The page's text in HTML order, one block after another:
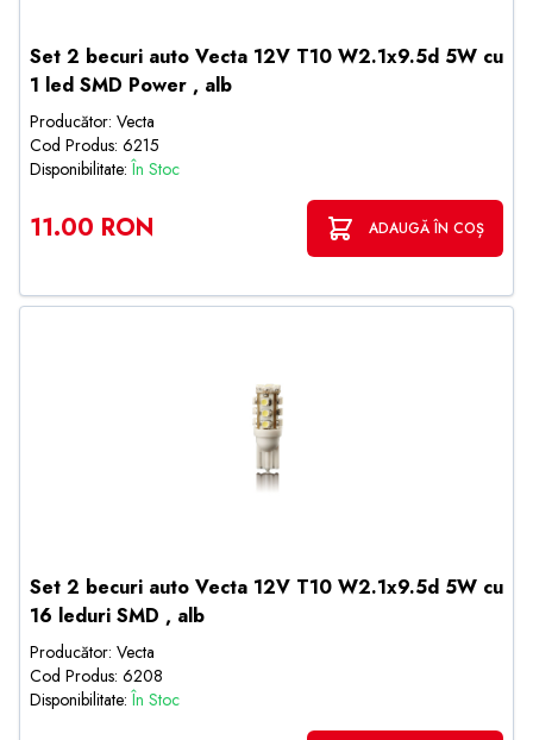
Set 2 becuri auto Vecta 12V T10 W2.1x9.5d 5W cu
1 led SMD Power , alb
Producător: Vecta
Cod Produs: 6215
Disponibilitate:În Stoc
11.00 RON ADAUGĂ ÎN COȘ
Set 2 becuri auto Vecta 12V T10 W2.1x9.5d 5W cu
16 leduri SMD , alb
Producător: Vecta
Cod Produs: 6208
Disponibilitate:În Stoc